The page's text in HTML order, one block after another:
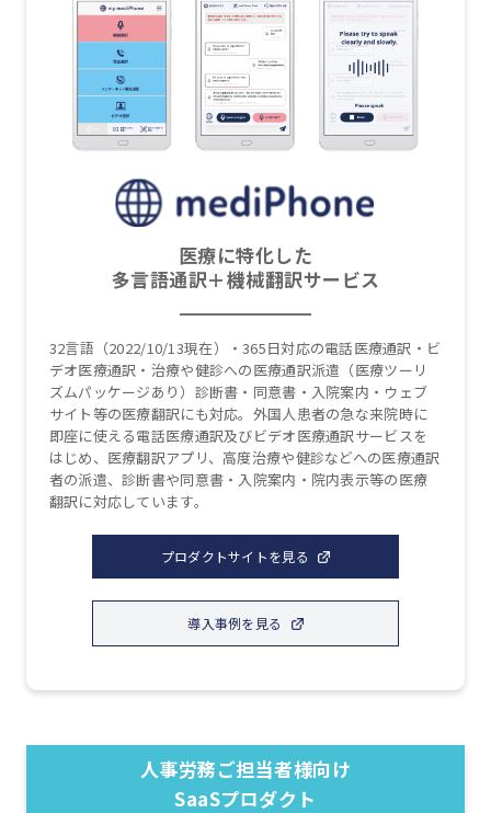
医療に特化した
多言語通訳＋機械翻訳サービス
32言語（2022/10/13現在）・365日対応の電話医療通訳・ビ
デオ医療通訳・治療や健診への医療通訳派遣（医療ツーリ
ズムパッケージあり）診断書・同意書・入院案内・ウェブ
サイト等の医療翻訳にも対応。外国人患者の急な来院時に
即座に使える電話医療通訳及びビデオ医療通訳サービスを
はじめ、医療翻訳アプリ、高度治療や健診などへの医療通訳
者の派遣、診断書や同意書・入院案内・院内表示等の医療
翻訳に対応しています。
プロダクトサイトを見る
導入事例を見る
人事労務ご担当者様向け
SaaSプロダクト